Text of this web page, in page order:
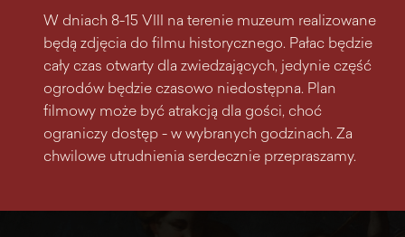
W dniach 8-15 VIII na terenie muzeum realizowane
będą zdjęcia do filmu historycznego. Pałac będzie
cały czas otwarty dla zwiedzających, jedynie część
ogrodów będzie czasowo niedostępna. Plan
filmowy może być atrakcją dla gości, choć
ograniczy dostęp - w wybranych godzinach. Za
chwilowe utrudnienia serdecznie przepraszamy.